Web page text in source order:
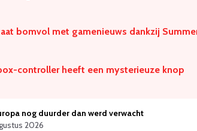
bomvol met gamenieuws dankzij
controller heeft een mysterieuze knop
nog duurder dan werd verwacht
2026